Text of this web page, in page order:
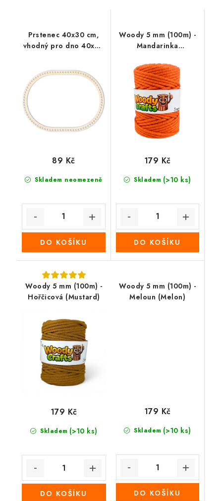
Prstenec 40x30 cm,
vhodný pro dno 40x30
Skladem neomezeně
89 Kč
DO KOŠÍKU
Woody 5 mm (100m) -
Mandarinka
Skladem (>10 ks)
179 Kč
DO KOŠÍKU
Woody 5 mm (100m) -
Hořčicová (Mustard)
Skladem (>10 ks)
179 Kč
DO KOŠÍKU
Woody 5 mm (100m) -
Meloun (Melon)
Skladem (>10 ks)
179 Kč
DO KOŠÍKU